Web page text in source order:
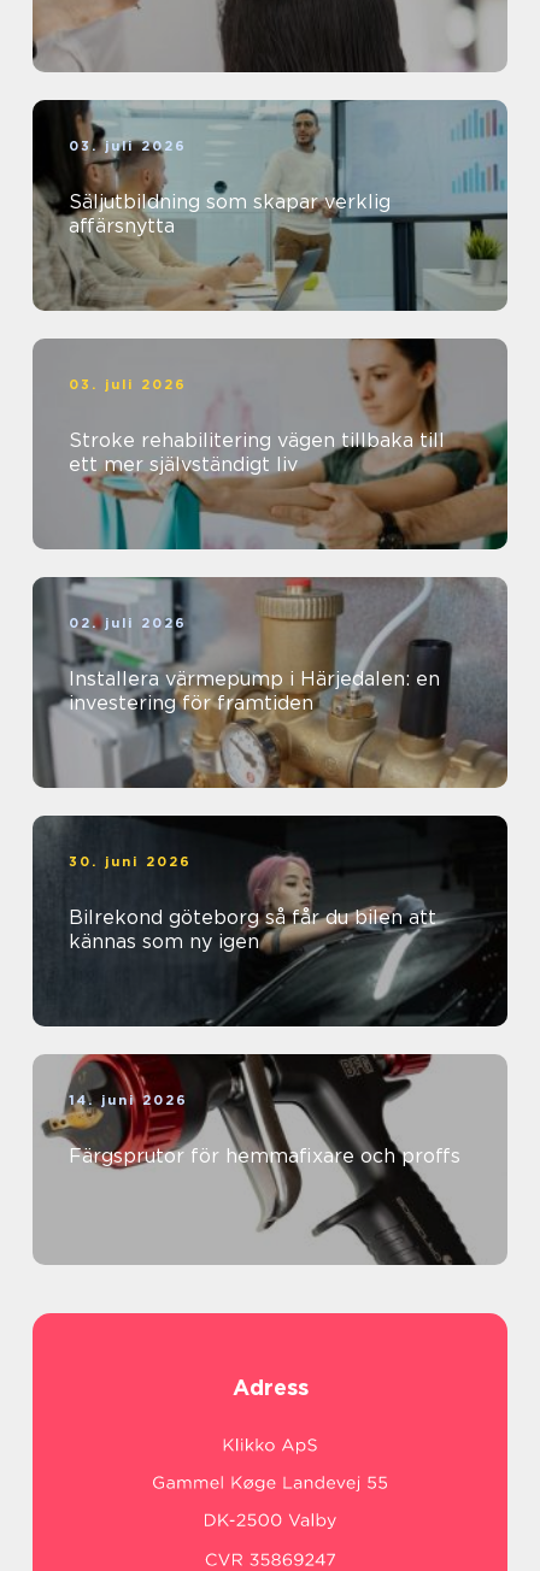
03. juli 2026
Säljutbildning som skapar verklig
affärsnytta
03. juli 2026
Stroke rehabilitering vägen tillbaka till
ett mer självständigt liv
02. juli 2026
Installera värmepump i Härjedalen: en
investering för framtiden
30. juni 2026
Bilrekond göteborg så får du bilen att
kännas som ny igen
14. juni 2026
Färgsprutor för hemmafixare och proffs
Adress